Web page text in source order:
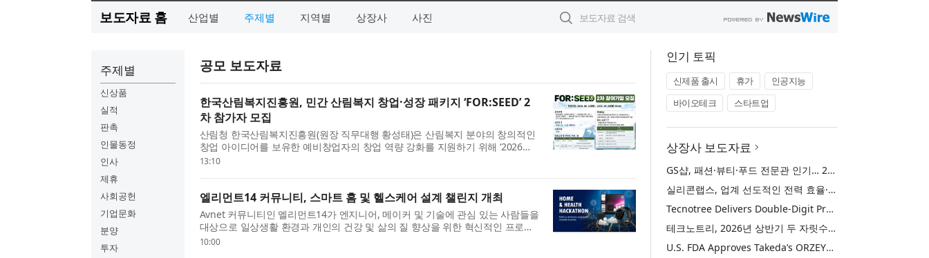
보도자료 홈 산업별 주제별 지역별 상장사 사진
주제별
신상품
실적
판촉
인물동정
인사
제휴
사회공헌
기업문화
분양
투자
공모 보도자료
한국산림복지진흥원, 민간 산림복지 창업·성장 패키지 ‘FOR:SEED’ 2
차 참가자 모집
산림청 한국산림복지진흥원(원장 직무대행 황성태)은 산림복지 분야의 창의적인
창업 아이디어를 보유한 예비창업자의 창업 역량 강화를 지원하기 위해 ‘2026년
민간 산림복지 창업·성장 패키지 FOR:SEED(예비창업패키지)’ 2차 참가기업을 오
13:10
엘리먼트14 커뮤니티, 스마트 홈 및 헬스케어 설계 챌린지 개최
Avnet 커뮤니티인 엘리먼트14가 엔지니어, 메이커 및 기술에 관심 있는 사람들을
대상으로 일상생활 환경과 개인의 건강 및 삶의 질 향상을 위한 혁신적인 프로토
타입을 설계·제작하는 새로운 스마트 홈 및 헬스케어 설계 챌린지를 시작했다. 이
10:00
인기 토픽
신제품 출시 휴가
인공지능
바이오테크
스타트업
상장사 보도자료
GS샵, 패션·뷰티·푸드 전문관 인기… 2분기 거래액 50% 증가
실리콘랩스, 업계 선도적인 전력 효율·보안·통합성을 갖춘 초저전력 블루투스 LE SoC ‘BG2B’ 공개
Tecnotree Delivers Double-Digit Profit Growth and Accelerated Deployment Momentum in H1 2026
테크노트리, 2026년 상반기 두 자릿수 이익 성장 및 글로벌 구축 가속화
U.S. FDA Approves Takeda’s ORZEYFUL™ (oveporexton), the First and Only Medicine to Treat the Underlying Cause of Narcolepsy Type 1